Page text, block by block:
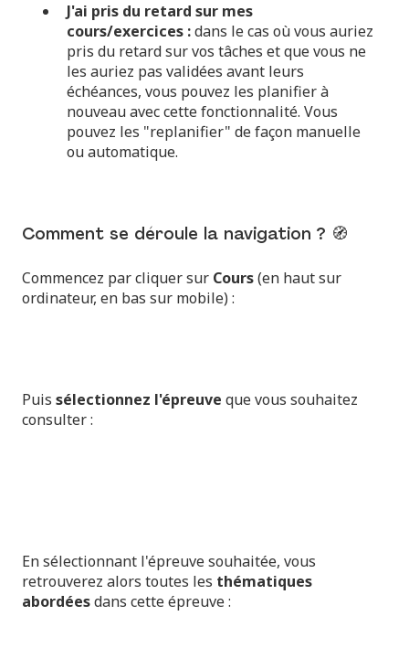
J'ai pris du retard sur mes
cours/exercices :dans le cas où vous auriez
pris du retard sur vos tâches et que vous ne
les auriez pas validées avant leurs
échéances, vous pouvez les planifier à
nouveau avec cette fonctionnalité. Vous
pouvez les "replanifier" de façon manuelle
ou automatique.
Comment se déroule la navigation ? 🧭
Commencez par cliquer sur Cours(en haut sur
ordinateur, en bas sur mobile) :
Puis sélectionnez l'épreuve que vous souhaitez
consulter :
En sélectionnant l'épreuve souhaitée, vous
retrouverez alors toutes les thématiques
abordéesdans cette épreuve :